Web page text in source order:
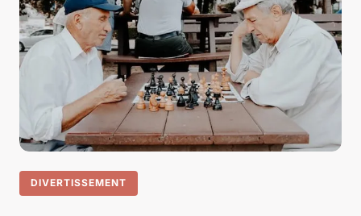
DIVERTISSEMENT